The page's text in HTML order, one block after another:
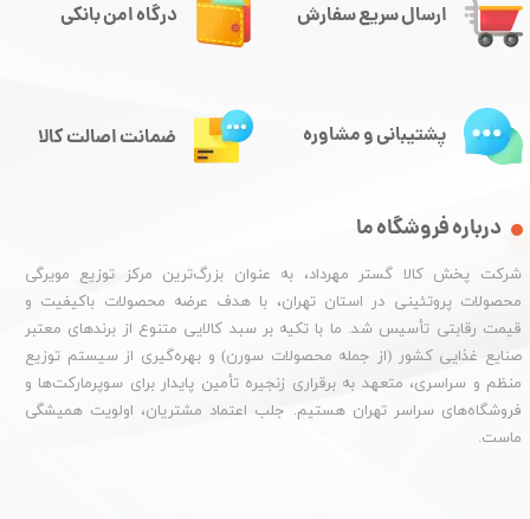
ارسال سریع سفارش
درباره فروشگاه ما
شرکت پخش کالا گستر مهرداد، به عنوان بزرگ‌ترین مرکز توزیع مویرگی
محصولات پروتئینی در استان تهران، با هدف عرضه محصولات باکیفیت و
قیمت رقابتی تأسیس شد. ما با تکیه بر سبد کالایی متنوع از برندهای معتبر
صنایع غذایی کشور (از جمله محصولات سورن) و بهره‌گیری از سیستم توزیع
منظم و سراسری، متعهد به برقراری زنجیره تأمین پایدار برای سوپرمارکت‌ها و
فروشگاه‌های سراسر تهران هستیم. جلب اعتماد مشتریان، اولویت همیشگی
ماست.
درگاه امن بانکی
پشتیبانی و مشاوره ضمانت اصالت کالا